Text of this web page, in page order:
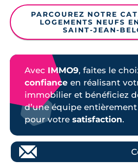
PARCOUREZ NOTRE
LOGEMENTS NEUFS
SAINT-JEAN-
Avec IMMO9, faites le
confiance en réalisant
immobilier et bénéficiez
d’une équipe
pour votre satisfaction.